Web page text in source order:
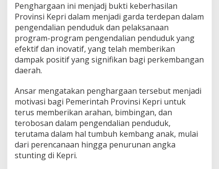
Penghargaan ini menjadj bukti keberhasilan
Provinsi Kepri dalam menjadi garda terdepan dalam
pengendalian penduduk dan pelaksanaan
program-program pengendalian penduduk yang
efektif dan inovatif, yang telah memberikan
dampak positif yang signifikan bagi perkembangan
daerah.
Ansar mengatakan penghargaan tersebut menjadi
motivasi bagi Pemerintah Provinsi Kepri untuk
terus memberikan arahan, bimbingan, dan
terobosan dalam pengendalian penduduk,
terutama dalam hal tumbuh kembang anak, mulai
dari perencanaan hingga penurunan angka
stunting di Kepri.